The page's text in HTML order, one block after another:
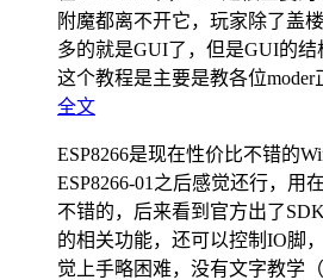
附魔都离不开它，玩家除了盖
多的就是GUI了，但是GUI的结
这个教程是主要是教各位moder
全文
ESP8266是现在性价比不错的
ESP8266-01之后感觉还行，用
不错的，后来看到官方出了
的相关功能，还可以控制IO脚
觉上手略困难，没有文字教学